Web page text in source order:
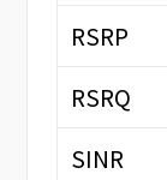
RSRP
RSRQ
SINR